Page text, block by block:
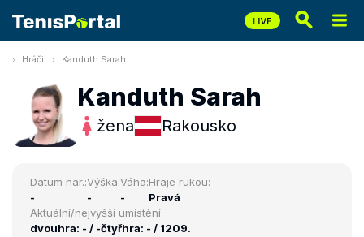
Hráči Kanduth Sarah
Kanduth Sarah
žena Rakousko
Datum nar.:
-
Výška:
-
Váha:
-
Hraje rukou:
Pravá
Aktuální/nejvyšší umístění:
dvouhra: - / -čtyřhra: - / 1209.